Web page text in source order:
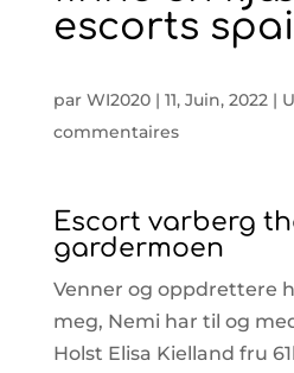
escorts
par WI2020| 11, Juin, 2022|
commentaires
Escort varberg
gardermoen
Venner og oppdrettere
meg, Nemi har til og
Holst Elisa Kielland fru